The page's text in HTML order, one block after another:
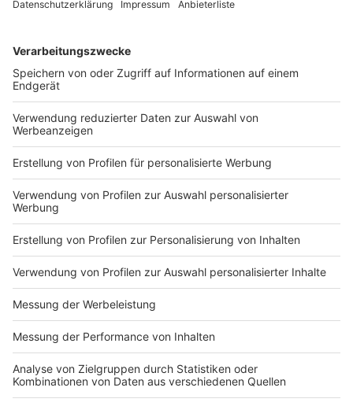
vorläufigen Auswertung mit. Um die
unter anderem auf den Einsatz von Elektrobussen.
vollständigen Meldung.
Die Eurobahn in der Region kehrt nach dem langen
Streik immer mehr zum normalen Fahrplan zurück. Ab
heute fahren zwischen Münster und Osnabrück wieder
Züge. Auf der Strecke Münster - Rheine fahren die
Züge der Eurobahn wieder im Halb-Stunden-Takt.
Einige Züge sind noch mit weniger Plätzen unterwegs.
Zur vollständigen Meldung.
06:38 Uhr - Osnabrück: Evakuierung und